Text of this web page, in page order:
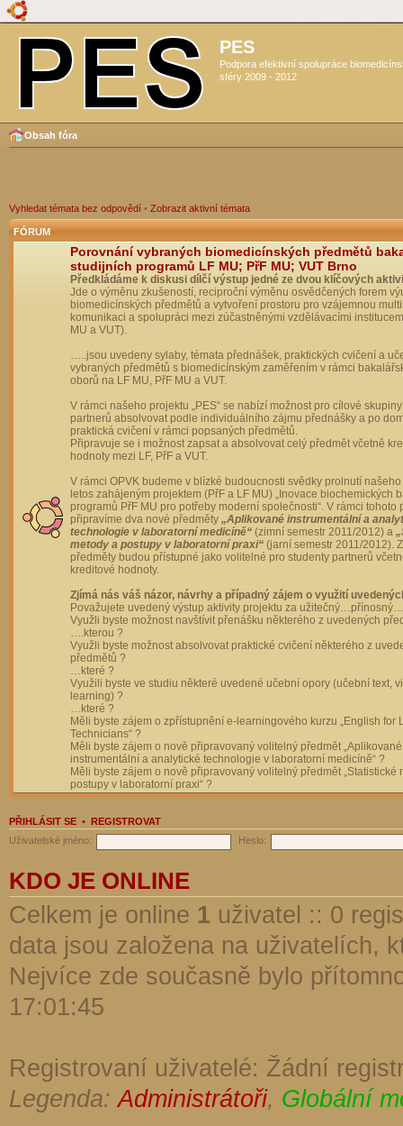
PES
Podpora efektivní spolupráce
sféry 2009 - 2012
Obsah fóra
Vyhledat témata bez odpovědí • Zobrazit aktivní témata
FÓRUM
Porovnání vybraných biomedicínských předmětů
studijních programů LF MU; PřF MU; VUT Brno
Předkládáme k diskusi dílčí výstup jedné ze dvou klíčových
Jde o výměnu zkušeností, reciproční výměnu osvědčených forem
biomedicínských předmětů a vytvoření prostoru pro vzájemnou
komunikaci a spolupráci mezi zúčastněnými vzdělávacími
MU a VUT).
…..jsou uvedeny sylaby, témata přednášek, praktických cvičení a
vybraných předmětů s biomedicínským zaměřením v rámci
oborů na LF MU, PřF MU a VUT.
V rámci našeho projektu „PES“ se nabízí možnost pro cílové
partnerů absolvovat podle individuálního zájmu přednášky a po
praktická cvičení v rámci popsaných předmětů.
Připravuje se i možnost zapsat a absolvovat celý předmět včetně
hodnoty mezi LF, PřF a VUT.
V rámci OPVK budeme v blízké budoucnosti svědky prolnutí
letos zahájeným projektem (PřF a LF MU) „Inovace biochemických
programů PřF MU pro potřeby moderní společnosti“. V rámci tohoto
připravíme dva nové předměty „Aplikované instrumentální a
technologie v laboratorní medicíně“ (zimní semestr 2011/2012) a
metody a postupy v laboratorní praxi“ (jarní semestr 2011/2012).
předměty budou přístupné jako volitelné pro studenty partnerů
kreditové hodnoty.
Zjímá nás váš názor, návrhy a případný zájem o využití
Považujete uvedený výstup aktivity projektu za
Využli byste možnost navštívit přenášku některého z uvedených
….kterou ?
Využli byste možnost absolvovat praktické cvičení některého z
předmětů ?
…které ?
Využili byste ve studiu některé uvedené učební opory (učební text,
learning) ?
…které ?
Měli byste zájem o zpřístupnění e-learningového kurzu „English for
Technicians“ ?
Měli byste zájem o nově připravovaný volitelný předmět „Aplikované
instrumentální a analytické technologie v laboratorní medicíně“ ?
Měli byste zájem o nově připravovaný volitelný předmět „Statistické
postupy v laboratorní praxi“ ?
PŘIHLÁSIT SE • REGISTROVAT
Uživatelské jméno:
Heslo:
KDO JE ONLINE
Celkem je online 1 uživatel :: 0
data jsou založena na uživatelích,
Nejvíce zde současně bylo
17:01:45
Registrovaní uživatelé: Žádní
Legenda:Administrátoři, Globální